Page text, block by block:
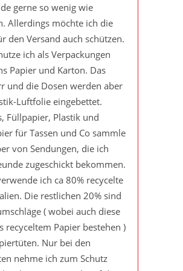
gerne so wenig wie
Allerdings möchte ich die
den Versand auch schützen.
ich als Verpackungen
Papier und Karton. Das
und die Dosen werden aber
Luftfolie eingebettet.
Füllpapier, Plastik und
für Tassen und Co sammle
von Sendungen, die ich
zugeschickt bekommen.
ich ca 80% recycelte
Die restlichen 20% sind
( wobei auch diese
recyceltem Papier bestehen )
Nur bei den
nehme ich zum Schutz